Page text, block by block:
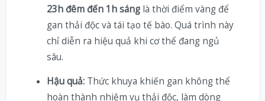
23h đêm đến 1h sánglà thời điểm vàng để
gan thải độc và tái tạo tế bào. Quá trình này
chỉ diễn ra hiệu quả khi cơ thể đang ngủ
sâu.
Hậu quả:Thức khuya khiến gan không thể
hoàn thành nhiệm vụ thải độc, làm dòng